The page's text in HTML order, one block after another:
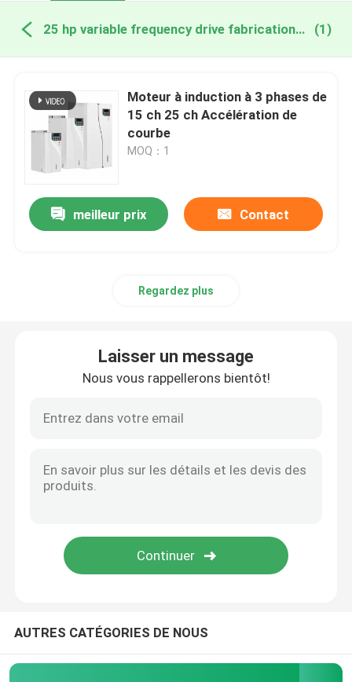
25 hp variable frequency drive fabrication en ligne (1)
Moteur à induction à 3 phases de
15 ch 25 ch Accélération de
courbe
MOQ：1
meilleur prix Contact
Regardez plus
Laisser un message
Nous vous rappellerons bientôt!
AUTRES CATÉGORIES DE NOUS